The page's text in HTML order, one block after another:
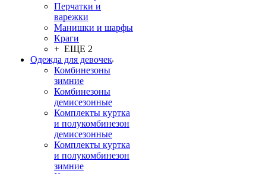
Перчатки и
варежки
Манишки и шарфы
Краги
+ ЕЩЕ 2
Одежда для девочек
Комбинезоны
зимние
Комбинезоны
демисезонные
Комплекты куртка
и полукомбинезон
демисезонные
Комплекты куртка
и полукомбинезон
зимние